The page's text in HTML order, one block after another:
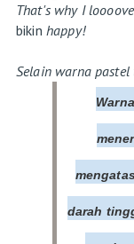
That's why I
bikin happy!
Selain warna
darah